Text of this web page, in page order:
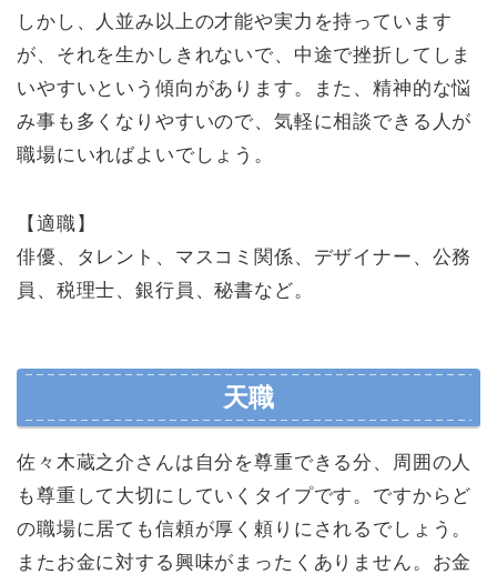
しかし、人並み以上の才能や実力を持っています
が、それを生かしきれないで、中途で挫折してしま
いやすいという傾向があります。また、精神的な悩
み事も多くなりやすいので、気軽に相談できる人が
職場にいればよいでしょう。
【適職】
俳優、タレント、マスコミ関係、デザイナー、公務
員、税理士、銀行員、秘書など。
天職
佐々木蔵之介さんは自分を尊重できる分、周囲の人
も尊重して大切にしていくタイプです。ですからど
の職場に居ても信頼が厚く頼りにされるでしょう。
またお金に対する興味がまったくありません。お金